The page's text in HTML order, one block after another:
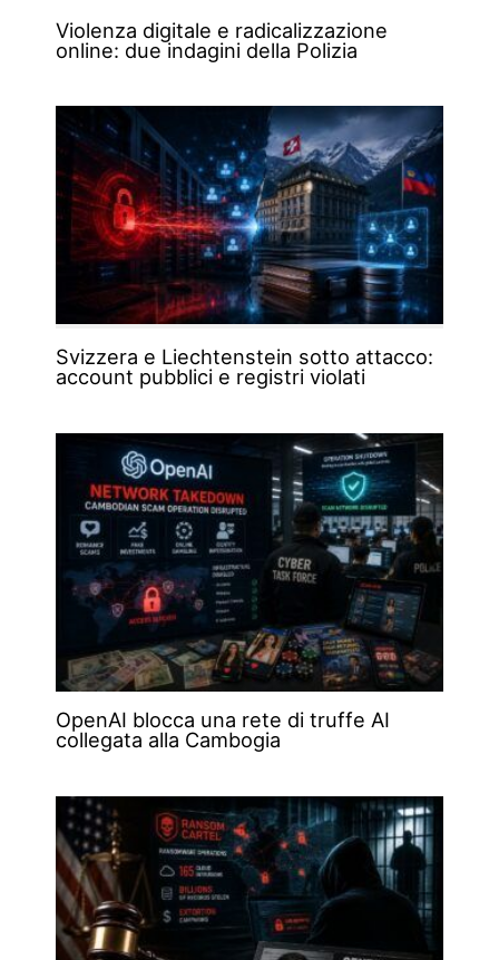
Violenza digitale e radicalizzazione
online: due indagini della Polizia
Svizzera e Liechtenstein sotto attacco:
account pubblici e registri violati
OpenAI blocca una rete di truffe AI
collegata alla Cambogia